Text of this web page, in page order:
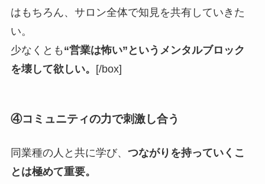
はもちろん、サロン全体で知見を共有していきた
い。
少なくとも “営業は怖い”というメンタルブロック
を壊して欲しい。 [/box]
④コミュニティの力で刺激し合う
同業種の人と共に学び、 つながりを持っていくこ
とは極めて重要。